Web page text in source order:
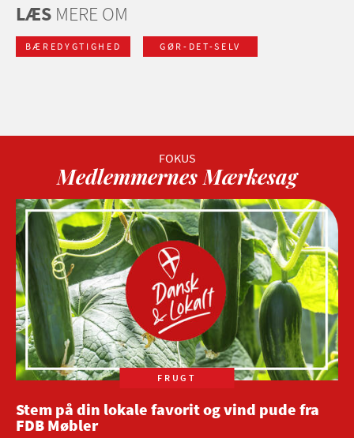
LÆS MERE OM
BÆREDYGTIGHED GØR-DET-SELV
Medlemmernes Mærkesag
FRUGT
Stem på din lokale favorit og vind pude fra
FDB Møbler